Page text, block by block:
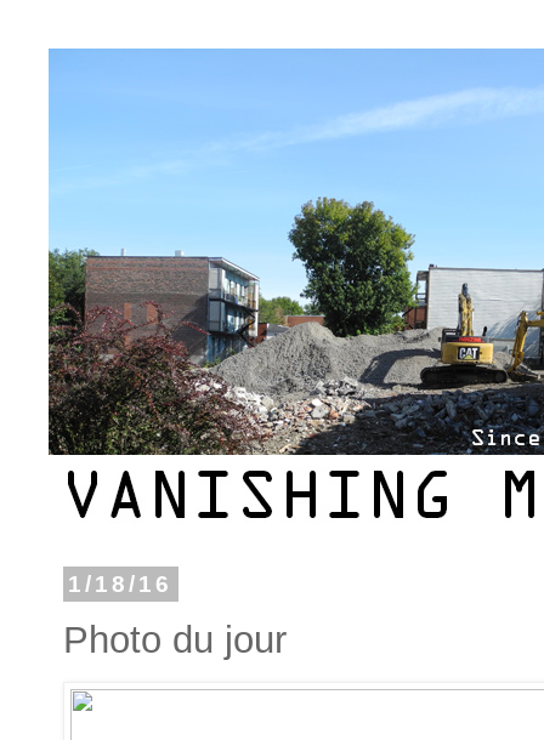
1/18/16
Photo du jour